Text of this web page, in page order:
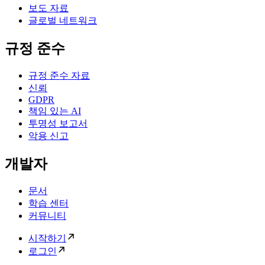
보도 자료
글로벌 네트워크
규정 준수
규정 준수 자료
신뢰
GDPR
책임 있는 AI
투명성 보고서
악용 신고
개발자
문서
학습 센터
커뮤니티
시작하기
로그인